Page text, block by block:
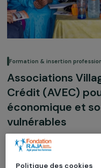
Formation & insertion
Associations
Crédit (AVEC)
économique et
vulnérables